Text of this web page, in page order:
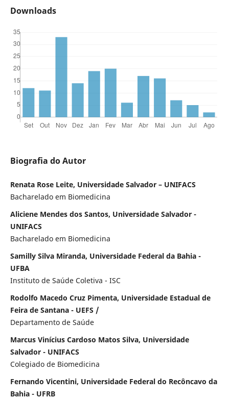
Downloads
Biografia do Autor
Renata Rose Leite, Universidade Salvador – UNIFACS
Bacharelado em Biomedicina
Aliciene Mendes dos Santos, Universidade Salvador -
UNIFACS
Bacharelado em Biomedicina
Samilly Silva Miranda, Universidade Federal da Bahia -
UFBA
Instituto de Saúde Coletiva - ISC
Rodolfo Macedo Cruz Pimenta, Universidade Estadual de
Feira de Santana - UEFS /
Departamento de Saúde
Marcus Vinícius Cardoso Matos Silva, Universidade
Salvador - UNIFACS
Colegiado de Biomedicina
Fernando Vicentini, Universidade Federal do Recôncavo da
Bahia - UFRB